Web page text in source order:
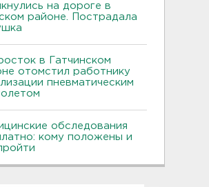
на дороге в
районе. Пострадала
в Гатчинском
отомстил работнику
пневматическим
обследования
кому положены и